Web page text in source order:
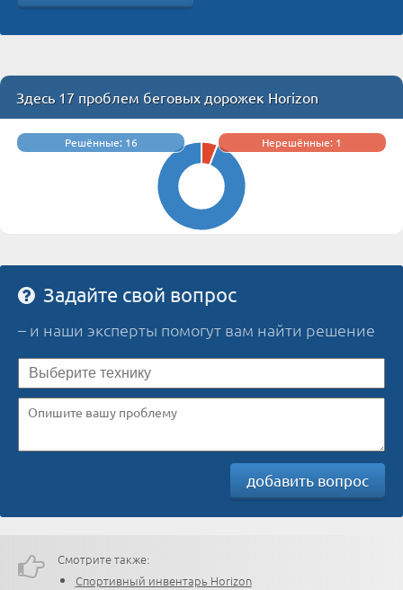
Здесь 17 проблем беговых дорожек Horizon
Решённые: 16 Нерешённые: 1
Задайте свой вопрос
– и наши эксперты помогут вам найти решение
добавить вопрос
Смотрите также:
Спортивный инвентарь Horizon